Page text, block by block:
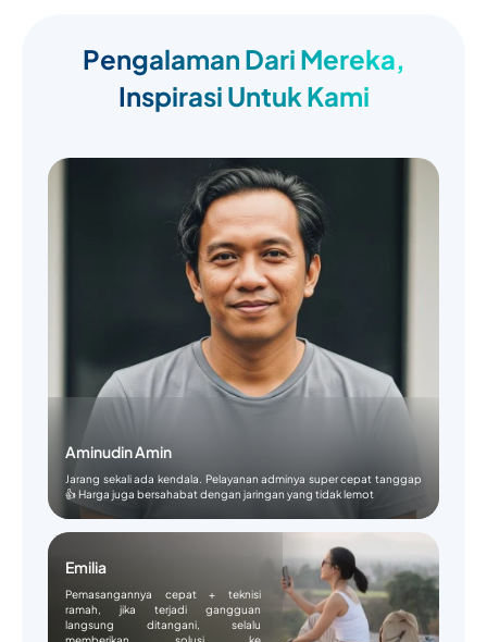
Pengalaman Dari Mereka,
Inspirasi Untuk Kami
Aminudin Amin
Jarang sekali ada kendala. Pelayanan adminya super cepat tanggap
👍 Harga juga bersahabat dengan jaringan yang tidak lemot
Emilia
Pemasangannya cepat + teknisi
ramah, jika terjadi gangguan
langsung ditangani, selalu